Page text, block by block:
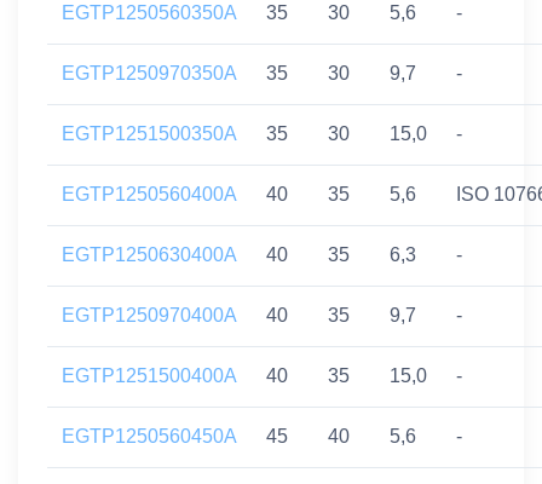
EGTP1250560350A 35 30 5,6 -
EGTP1250970350A 35 30 9,7 -
EGTP1251500350A 35 30 15,0 -
EGTP1250560400A 40 35 5,6 ISO
EGTP1250630400A 40 35 6,3 -
EGTP1250970400A 40 35 9,7 -
EGTP1251500400A 40 35 15,0 -
EGTP1250560450A 45 40 5,6 -